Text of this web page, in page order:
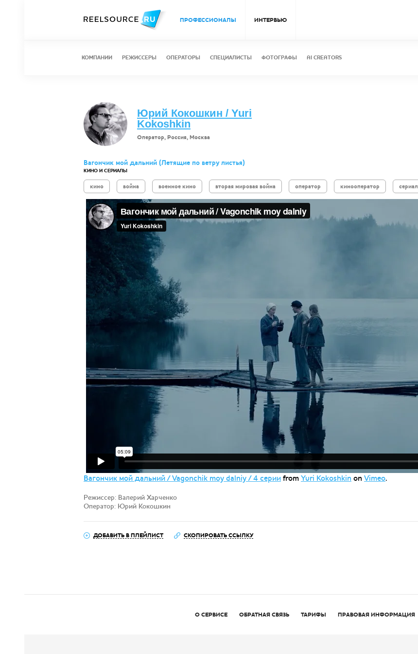
ПРОФЕССИОНАЛЫ ИНТЕРВЬЮ
КОМПАНИИ РЕЖИССЕРЫ ОПЕРАТОРЫ СПЕЦИАЛИСТЫ ФОТОГРАФЫ AI CREATORS
Юрий Кокошкин / Yuri
Kokoshkin
Оператор, Россия, Москва
Вагончик мой дальний (Летящие по ветру листья)
КИНО И СЕРИАЛЫ
кино война военное кино вторая мировая война оператор кинооператор сериал
Вагончик мой дальний / Vagonchik moy dalniy / 4 серииfromYuri Kokoshkin on Vimeo.
Режиссер: Валерий Харченко
Оператор: Юрий Кокошкин
ДОБАВИТЬ В ПЛЕЙЛИСТ СКОПИРОВАТЬ ССЫЛКУ
О СЕРВИСЕ ОБРАТНАЯ СВЯЗЬ ТАРИФЫ ПРАВОВАЯ ИНФОРМАЦИЯ